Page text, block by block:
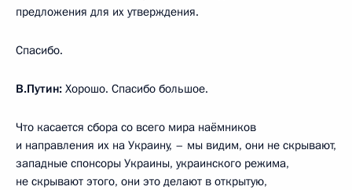
предложения для их утверждения.
Спасибо.
В.Путин: Хорошо. Спасибо большое.
Что касается сбора со всего мира наёмников
и направления их на Украину, – мы видим, они не скрывают,
западные спонсоры Украины, украинского режима,
не скрывают этого, они это делают в открытую,